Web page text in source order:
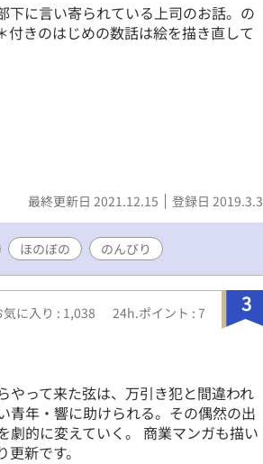
下に言い寄られている上司のお話。の
付きのはじめの数話は絵を描き直して
最終更新日 2021.12.15 登録日 2019.3.3
ほのぼの のんびり
3
気に入り : 1,038 24h.ポイント : 7
やって来た弦は、万引き犯と間違われ
青年・響に助けられる。その偶然の出
劇的に変えていく。 商業マンガも描い
新です。